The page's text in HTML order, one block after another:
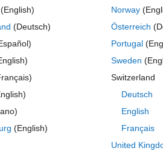
the extra digits that I don't need on
(English)
(Deutsch)
(English)
Norway
Österreich
Portugal
Sweden
Switzerland
Deutsch
English
Français
United